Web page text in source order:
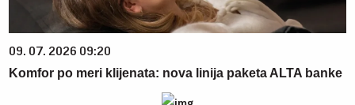
09. 07. 2026 09:20
Komfor po meri klijenata: nova linija paketa ALTA banke